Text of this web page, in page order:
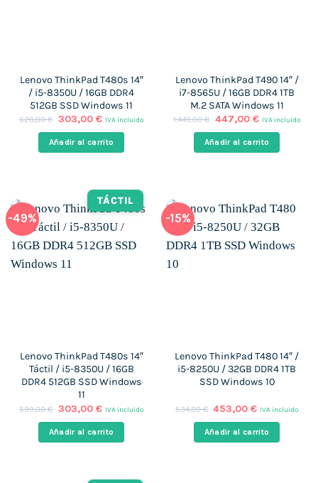
Lenovo ThinkPad T480s 14″
/ i5-8350U / 16GB DDR4
512GB SSD Windows 11
620,00€ El
original
era:
303,00 €El
actual
es:
IVA incluido
Añadir al carrito
Lenovo ThinkPad T490 14″ /
i7-8565U / 16GB DDR4 1TB
M.2 SATA Windows 11
1.449,00€ El
original
era:
447,00 €El
actual
es:
IVA incluido
Añadir al carrito
-49%
TÁCTIL
Lenovo ThinkPad T480s 14″
Táctil / i5-8350U / 16GB
DDR4 512GB SSD Windows
11
599,00€ El
original
era:
303,00 €El
actual
es:
IVA incluido
Añadir al carrito
-15%
Lenovo ThinkPad T480 14″ /
i5-8250U / 32GB DDR4 1TB
SSD Windows 10
534,00€ El
original
era:
453,00€El
actual
es:
IVA incluido
Añadir al carrito